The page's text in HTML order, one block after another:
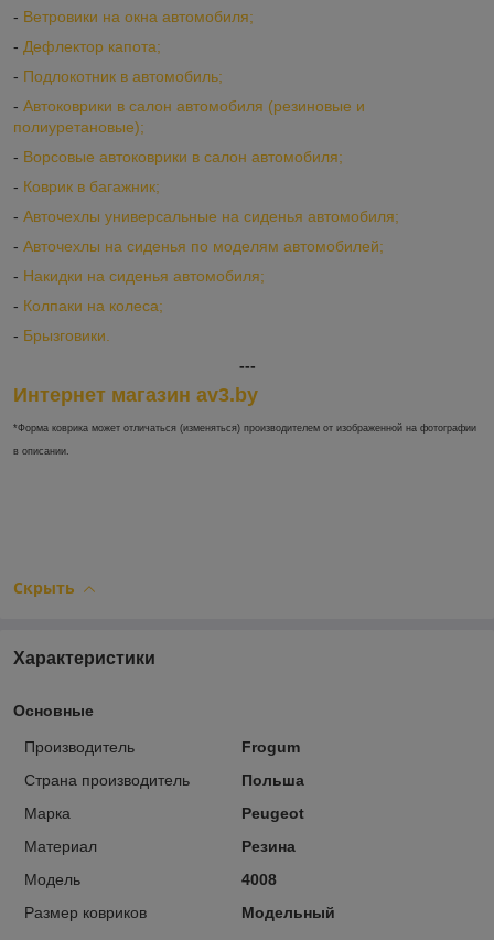
- Ветровики на окна автомобиля;
- Дефлектор капота;
- Подлокотник в автомобиль;
- Автоковрики в салон автомобиля (резиновые и
полиуретановые);
- Ворсовые автоковрики в салон автомобиля;
- Коврик в багажник;
- Авточехлы универсальные на сиденья автомобиля;
- Авточехлы на сиденья по моделям автомобилей;
- Накидки на сиденья автомобиля;
- Колпаки на колеса;
- Брызговики.
---
Интернет магазин av3.by
*Форма коврика может отличаться (изменяться) производителем от изображенной на фотографии
в описании.
Скрыть
Характеристики
Основные
Производитель
Frogum
Страна производитель
Польша
Марка
Peugeot
Материал
Резина
Модель
4008
Размер ковриков
Модельный